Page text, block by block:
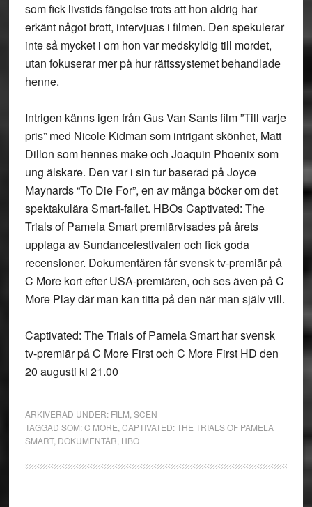
som fick livstids fängelse trots att hon aldrig har
erkänt något brott, intervjuas i filmen. Den spekulerar
inte så mycket i om hon var medskyldig till mordet,
utan fokuserar mer på hur rättssystemet behandlade
henne.
Intrigen känns igen från Gus Van Sants film ”Till varje
pris” med Nicole Kidman som intrigant skönhet, Matt
Dillon som hennes make och Joaquin Phoenix som
ung älskare. Den var i sin tur baserad på Joyce
Maynards “To Die For”, en av många böcker om det
spektakulära Smart-fallet. HBOs Captivated: The
Trials of Pamela Smart premiärvisades på årets
upplaga av Sundancefestivalen och fick goda
recensioner. Dokumentären får svensk tv-premiär på
C More kort efter USA-premiären, och ses även på C
More Play där man kan titta på den när man själv vill.
Captivated: The Trials of Pamela Smart har svensk
tv-premiär på C More First och C More First HD den
20 augusti kl 21.00
ARKIVERAD UNDER: FILM SCEN
TAGGAD SOM:C MORE CAPTIVATED: THE TRIALS OF PAMELA
SMART, DOKUMENTÄR HBO